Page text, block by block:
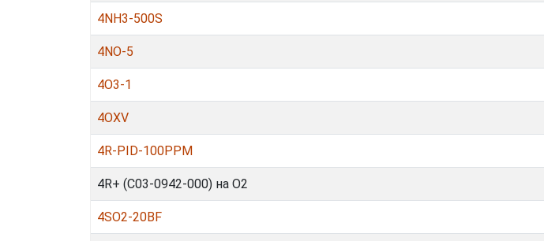
4NH3-500S
4NO-5
4O3-1
4OXV
4R-PID-100PPM
4R+ (C03-0942-000) на О2
4SO2-20BF